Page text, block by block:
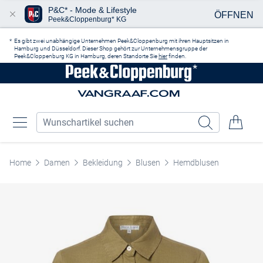
Es gibt zwei unabhängige Unternehmen Peek&Cloppenburg mit ihren Hauptsitzen in
Hamburg und Düsseldorf. Dieser Shop gehört zur Unternehmensgruppe der
Peek&Cloppenburg KG in Hamburg, deren Standorte Sie hierfinden.
Home Damen Bekleidung Blusen Hemdblusen
P&C* - Mode & Lifestyle
Peek&Cloppenburg* KG ÖFFNEN